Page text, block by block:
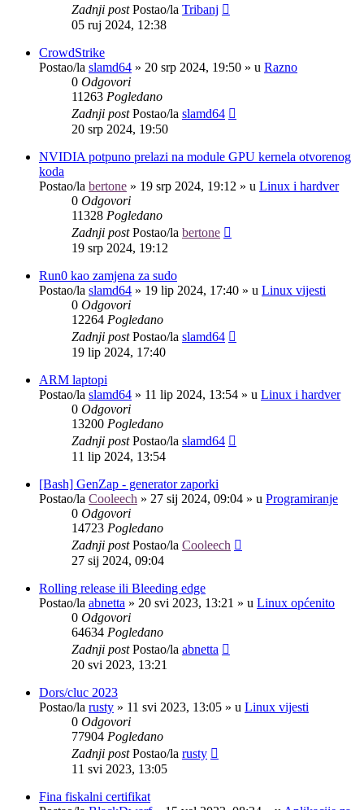
Zadnji postPostao/la Tribanj
05 ruj 2024, 12:38
CrowdStrike
Postao/la slamd64 » 20 srp 2024, 19:50 » u Razno
0 Odgovori
11263 Pogledano
Zadnji postPostao/la slamd64
20 srp 2024, 19:50
NVIDIA potpuno prelazi na module GPU kernela otvorenog
koda
Postao/la bertone » 19 srp 2024, 19:12 » u Linux i hardver
0 Odgovori
11328 Pogledano
Zadnji postPostao/la bertone
19 srp 2024, 19:12
Run0 kao zamjena za sudo
Postao/la slamd64 » 19 lip 2024, 17:40 » u Linux vijesti
0 Odgovori
12264 Pogledano
Zadnji postPostao/la slamd64
19 lip 2024, 17:40
ARM laptopi
Postao/la slamd64 » 11 lip 2024, 13:54 » u Linux i hardver
0 Odgovori
13200 Pogledano
Zadnji postPostao/la slamd64
11 lip 2024, 13:54
[Bash] GenZap - generator zaporki
Postao/la Cooleech » 27 sij 2024, 09:04 » u Programiranje
0 Odgovori
14723 Pogledano
Zadnji postPostao/la Cooleech
27 sij 2024, 09:04
Rolling release ili Bleeding edge
Postao/la abnetta » 20 svi 2023, 13:21 » u Linux općenito
0 Odgovori
64634 Pogledano
Zadnji postPostao/la abnetta
20 svi 2023, 13:21
Dors/cluc 2023
Postao/la rusty » 11 svi 2023, 13:05 » u Linux vijesti
0 Odgovori
77904 Pogledano
Zadnji postPostao/la rusty
11 svi 2023, 13:05
Fina fiskalni certifikat